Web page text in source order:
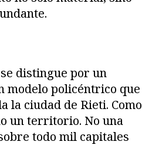
distingue por un
modelo policéntrico que
la ciudad de Rieti. Como
un territorio. No una
todo mil capitales